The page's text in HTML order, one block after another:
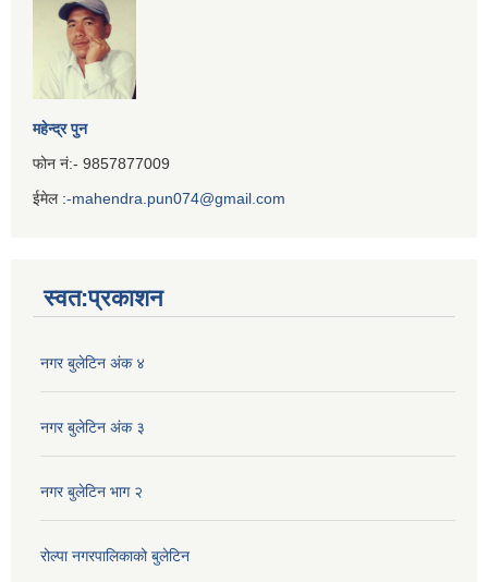
महेन्द्र पुन
फोन नं:- 9857877009
ईमेल :-mahendra.pun074@gmail.com
स्वत:प्रकाशन
नगर बुलेटिन अंक ४
नगर बुलेटिन अंक ३
नगर बुलेटिन भाग २
रोल्पा नगरपालिकाको बुलेटिन